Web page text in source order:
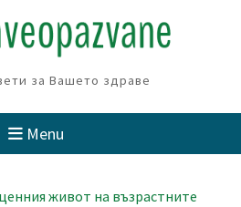
за Вашето здраве
Menu
живот на възрастните